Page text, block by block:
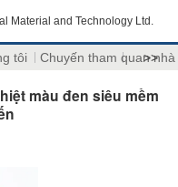
Material and Technology Ltd.
tôi Chuyến tham quan nhà
>>
màu đen siêu mềm